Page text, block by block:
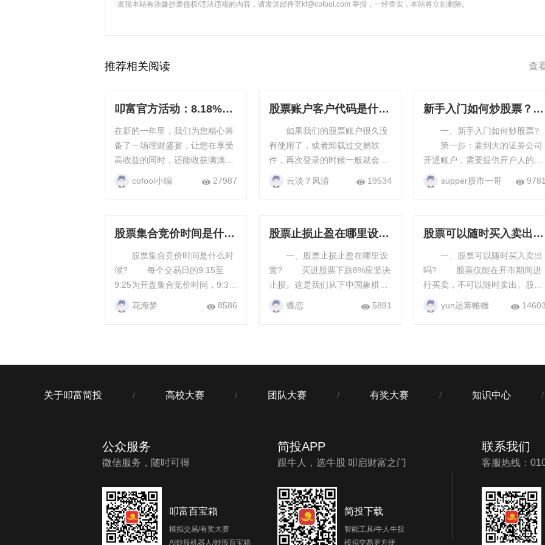
发现本站有涉嫌抄袭侵权/违法违规的内容，请发送邮件至kf@cofool.com 举报，一经查实，本站将立刻删除。
推荐相关阅读 查
叩富官方活动：8.18%专
享理财券 + 200元官方补
贴，限时疯抢！
在新的一年里，我们为您精心筹
备了一场理财盛宴，让您在享受
高收益的同时，还能收获满满的
现金红包！ 专享8.18%理财券，
财富增值快车道！ 我们深知您对
cofool小编 27987
股票账户客户代码是什么
意思？股票账户客户代码
的含义
如果我们的股票账户很久没
有使用了，或者卸载过交易软
件，再次登录的时候一般就会需
要输入客户代码，那么你知道股
票账户客户代码是什么意思吗?
云淡？风清 19534
新手入门如何炒股票？新
手炒股票要注意什么
一、新手入门如何炒股票?
第一步：要到大的证券公司
开通账户，需要提供开户人的身
份证原件及银行卡信息。如不方
便前往，可以预约其工作人员上
supper股市一哥 9781
股票集合竞价时间是什么
时候？股票交易时间
股票集合竞价时间是什么时
候? 每个交易日的9:15至
9:25为开盘集合竞价时间，9:30
至11:30、13:00至14:57为连续
竞价时间，14:57至15:00为收盘
花海梦 8586
股票止损止盈在哪里设
置？止损挂单什么意思
一、股票止损止盈在哪里设
置? 买进股票下跌8%应坚决
止损。这是我们从下中国象棋中
得到的启示,下棋看7步,在被动局
面时,一定要丢“卒”保“车”,保住了
蝶恋 5891
股票可以随时买入卖出
吗？股票买入卖出规则
一、股票可以随时买入卖出
吗? 股票仅能在开市期间进
行买卖，不可以随时卖出。股票
只有在交易日的交易时间内才可
以卖出，而交易时间为周一至周
yun运筹帷幄 14603
关于叩富简投 / 高校大赛 / 团队大赛 / 有奖大赛 / 知识中心 /
公众服务
微信服务，随时可得
叩富百宝箱
模拟交易/有奖大赛
AI炒股机器人/炒股百宝箱
简投APP
跟牛人，选牛股 叩启财富之门
简投下载
智能工具/牛人牛股
模拟交易更方便
联系我们
客服热线：